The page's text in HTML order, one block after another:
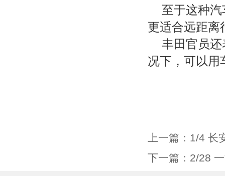
至于这种汽
更适合远距离
丰田官员还
况下，可以用
上一篇： 1/4 长
下一篇： 2/28